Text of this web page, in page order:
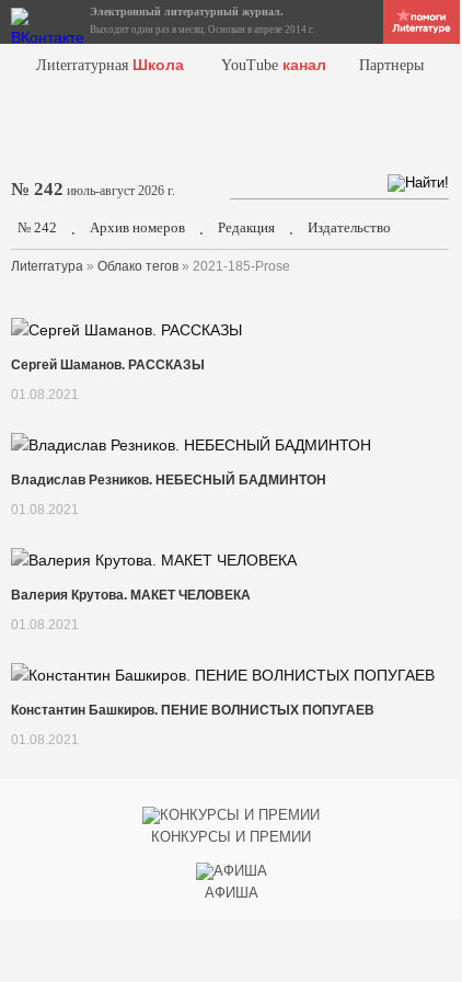
Электронный литературный журнал.
Выходит один раз в месяц. Основан в апреле 2014 г.
Лиterraтурная Школа YouTube канал Партнеры
№ 242 июль-август 2026 г.
№ 242 . Архив номеров . Редакция . Издательство
Лиterraтура » Облако тегов » 2021-185-Prose
Сергей Шаманов. РАССКАЗЫ
01.08.2021
Владислав Резников. НЕБЕСНЫЙ БАДМИНТОН
01.08.2021
Валерия Крутова. МАКЕТ ЧЕЛОВЕКА
01.08.2021
Константин Башкиров. ПЕНИЕ ВОЛНИСТЫХ ПОПУГАЕВ
01.08.2021
КОНКУРСЫ И ПРЕМИИ
АФИША